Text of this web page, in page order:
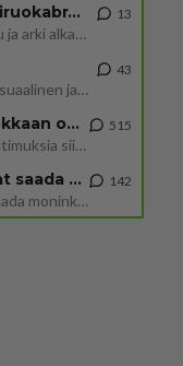
GALLUP: Mikä on arkiruokabravuurisi?
Lomat on monella lomailtu ja arki alkaa. Se voi tarkoittaa myös sitä, että grillailut on grillattu ja palataan arjen ruo
13
Miksi se että mies on seksuaalinen ja haluaa seksiä ja te olette hänen mielestänne haluttava on vastenmielistä? Mikä sii
43
Miksi kumppaniehdokkaan oma elämä on teille ongelma?
Täällä monesti kuulee vaatimuksia siitä, että kumppaniehdokkaalla ei saisi olla lemmikkejä, lapsia, kavereita, eksiä, su
515
Datakeskukset voivat saada moninkertaisesti enemmän palautuksia kuin mitä ne maksavat veroja
”Datakeskukset voivat saada moninkertaisesti enemmän palautuksia kuin mitä ne maksavat veroja”, sanoo professori Jussi K
142